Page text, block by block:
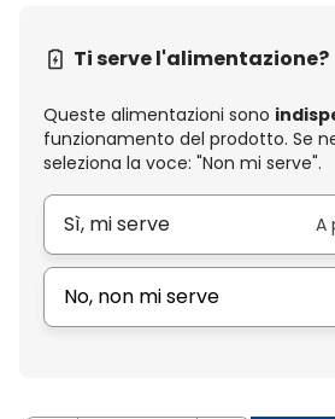
Ti serve l'alimentazione?
Queste alimentazioni sono
funzionamento del prodotto. Se
seleziona la voce: "Non mi serve".
Sì, mi serve A
No, non mi serve